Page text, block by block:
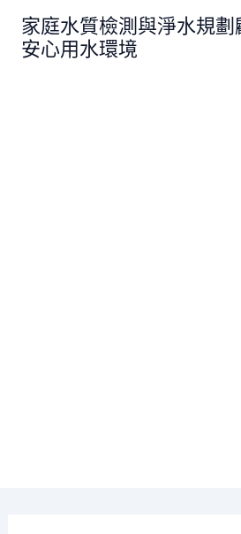
家庭水質檢測與淨水規劃
安心用水環境